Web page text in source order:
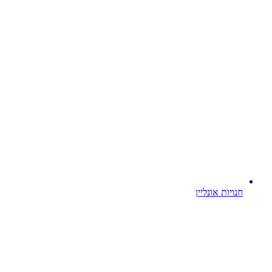
חנויות אונליין